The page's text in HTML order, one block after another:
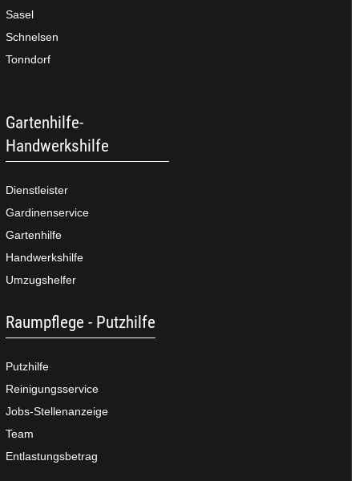
Sasel
Schnelsen
Tonndorf
Gartenhilfe-
Handwerkshilfe
Dienstleister
Gardinenservice
Gartenhilfe
Handwerkshilfe
Umzugshelfer
Raumpflege - Putzhilfe
Putzhilfe
Reinigungsservice
Jobs-Stellenanzeige
Team
Entlastungsbetrag